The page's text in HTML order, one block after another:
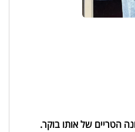
הטריים של אותו בוקר.